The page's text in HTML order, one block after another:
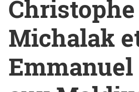
Christophe
Michalak
Emmanuel